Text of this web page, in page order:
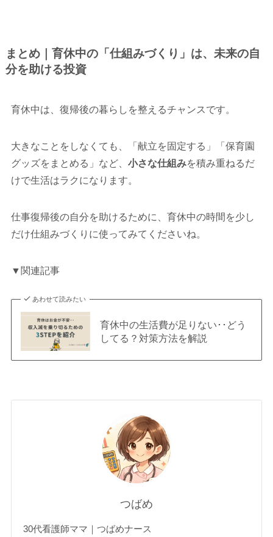
まとめ｜育休中の「仕組みづくり」は、未来の自
分を助ける投資
育休中は、復帰後の暮らしを整えるチャンスです。
大きなことをしなくても、「献立を固定する」「保育園
グッズをまとめる」など、 小さな仕組みを積み重ねるだ
けで生活はラクになります。
仕事復帰後の自分を助けるために、育休中の時間を少し
だけ仕組みづくりに使ってみてくださいね。
▼関連記事
あわせて読みたい
育休中の生活費が足りない･･どう
してる？対策方法を解説
つばめ
30代看護師ママ｜つばめナース